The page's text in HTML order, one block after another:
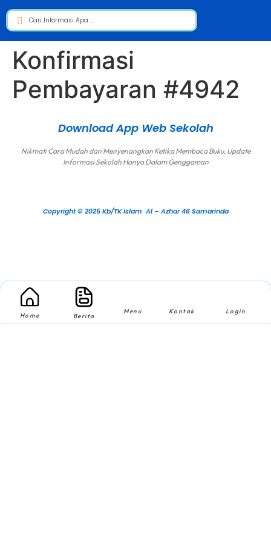
Konfirmasi
Pembayaran #4942
Download App Web Sekolah
Nikmati Cara Mudah dan Menyenangkan Ketika Membaca Buku, Update
Informasi Sekolah Hanya Dalam Genggaman
Copyright © 2025 Kb/TK Islam Al – Azhar 46 Samarinda
Home Berita
Menu Kontak Login